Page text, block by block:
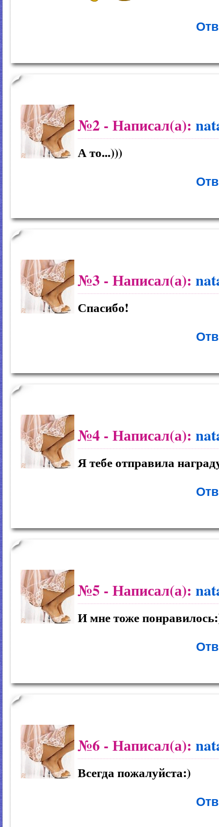
№2 - Написал(а):
А то...)))
№3 - Написал(а):
Спасибо!
№4 - Написал(а):
Я тебе отправила
№5 - Написал(а):
И мне тоже
№6 - Написал(а):
Всегда пожалуйста:)